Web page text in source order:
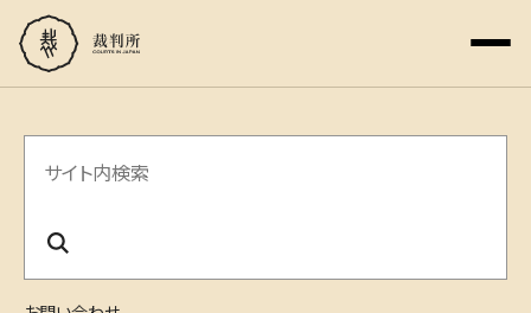
サ
内